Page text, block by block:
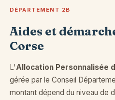
DÉPARTEMENT 2B
Aides et
Corse
L'Allocation Personnalisée
gérée par le Conseil
montant dépend du niveau de